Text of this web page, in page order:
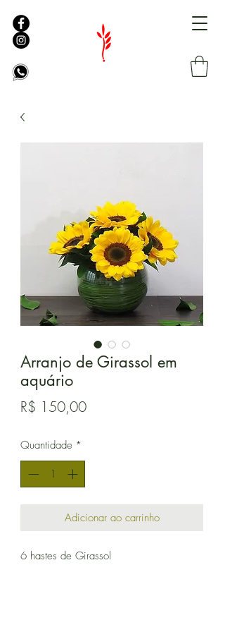
Arranjo de Girassol em
aquário
R$ 150,00Preço
Quantidade *
Adicionar ao carrinho
6 hastes de Girassol